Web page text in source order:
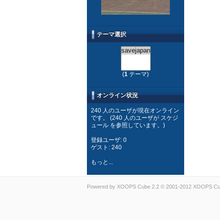
テーマ選択
(1 テーマ)
オンライン状況
240 人のユーザが現在オンライン
です。 (240 人のユーザが スケジ
ュール を参照しています。)
登録ユーザ: 0
ゲスト: 240
もっと...
Powered by XOOPS Cube 2.2 © 2001-2012 XOOPS